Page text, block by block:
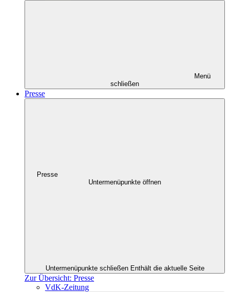
Menü
schließen
Presse
Presse
Untermenüpunkte öffnen
Untermenüpunkte schließen Enthält die aktuelle Seite
Zur Übersicht: Presse
VdK-Zeitung